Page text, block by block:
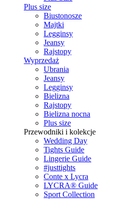
Plus size
Biustonosze
Majtki
Legginsy
Jeansy
Rajstopy
Wyprzedaż
Ubrania
Jeansy
Legginsy
Bielizna
Rajstopy
Bielizna nocna
Plus size
Przewodniki i kolekcje
Wedding Day
Tights Guide
Lingerie Guide
#justtights
Conte x Lycra
LYCRA® Guide
Sport Сollection